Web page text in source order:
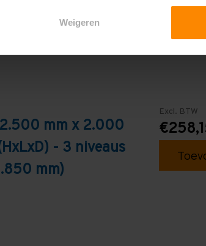
Weigeren
mm x 2.000
- 3 niveaus
mm)
Excl. BTW